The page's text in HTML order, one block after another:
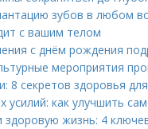
зубов в любом
с вашим телом
с днём рождения
мероприятия
8 секретов здоровья
усилий: как улучшить
жизнь: 4